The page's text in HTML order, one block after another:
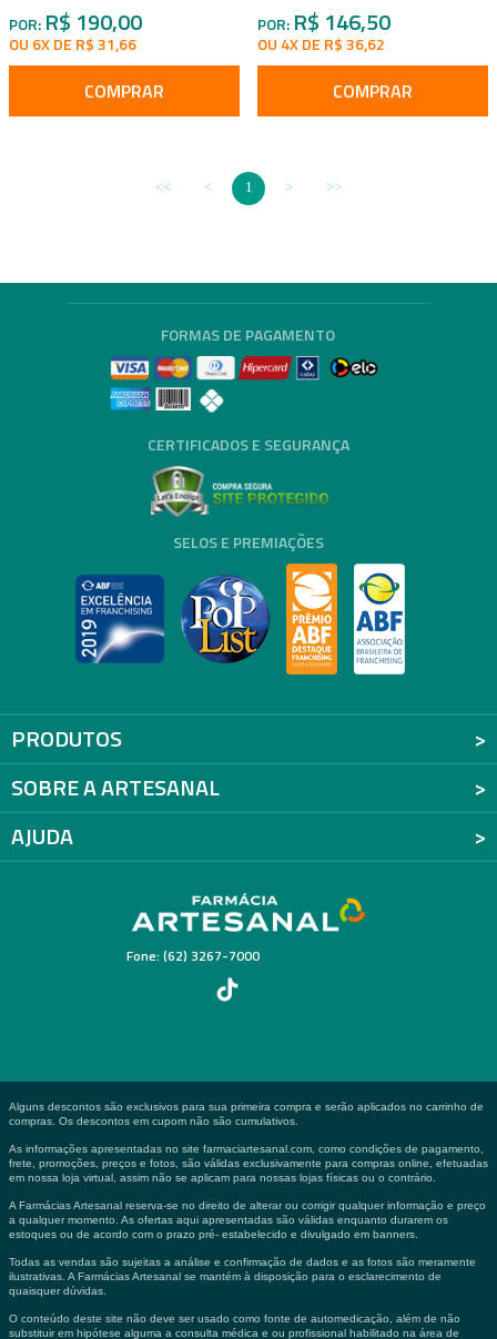
POR: R$ 190,00
OU 6X DE R$ 31,66
COMPRAR
POR: R$ 146,50
OU 4X DE R$ 36,62
COMPRAR
1
PRODUTOS
SOBRE A ARTESANAL
AJUDA
Fone: (62) 3267-7000
FORMAS DE PAGAMENTO
CERTIFICADOS E SEGURANÇA
SELOS E PREMIAÇÕES
Alguns descontos são exclusivos para sua primeira compra e serão aplicados no carrinho de
compras. Os descontos em cupom não são cumulativos.
As informações apresentadas no site farmaciartesanal.com, como condições de pagamento,
frete, promoções, preços e fotos, são válidas exclusivamente para compras online, efetuadas
em nossa loja virtual, assim não se aplicam para nossas lojas físicas ou o contrário.
A Farmácias Artesanal reserva-se no direito de alterar ou corrigir qualquer informação e preço
a qualquer momento. As ofertas aqui apresentadas são válidas enquanto durarem os
estoques ou de acordo com o prazo pré- estabelecido e divulgado em banners.
Todas as vendas são sujeitas a análise e confirmação de dados e as fotos são meramente
ilustrativas. A Farmácias Artesanal se mantém à disposição para o esclarecimento de
quaisquer dúvidas.
O conteúdo deste site não deve ser usado como fonte de automedicação, além de não
substituir em hipótese alguma a consulta médica e ou profissional habilitado na área de